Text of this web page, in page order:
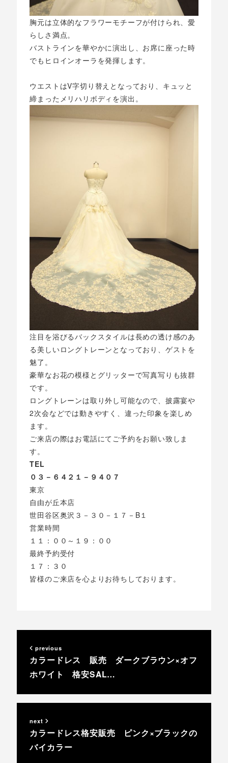
胸元は立体的なフラワーモチーフが付けられ、愛
らしさ満点。
バストラインを華やかに演出し、お席に座った時
でもヒロインオーラを発揮します。
ウエストはV字切り替えとなっており、キュッと
締まったメリハリボディを演出。
注目を浴びるバックスタイルは長めの透け感のあ
る美しいロングトレーンとなっており、ゲストを
魅了。
豪華なお花の模様とグリッターで写真写りも抜群
です。
ロングトレーンは取り外し可能なので、披露宴や
2次会などでは動きやすく、違った印象を楽しめ
ます。
ご来店の際はお電話にてご予約をお願い致しま
す。
TEL
０３－６４２１－９４０７
東京
自由が丘本店
世田谷区奥沢３－３０－１７－B１
営業時間
１１：００～１９：００
最終予約受付
１７：３０
皆様のご来店を心よりお待ちしております。
previous
カラードレス 販売 ダークブラウン×オフ
ホワイト 格安SAL…
next
カラードレス格安販売 ピンク×ブラックの
バイカラー